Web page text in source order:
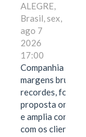
ALEGRE,
Brasil, sex,
ago 7
2026
17:00
Companhia
margens brutas
recordes,
proposta
e amplia
com os clientes